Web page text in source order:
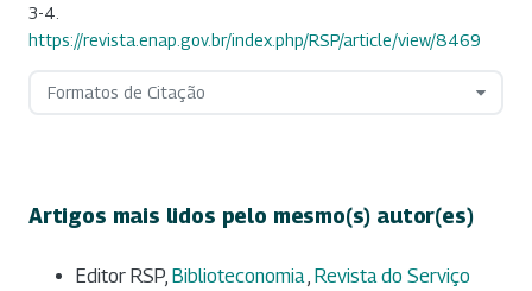
3-4.
https://revista.enap.gov.br/index.php/RSP/article/view/8469
Formatos de Citação
Artigos mais lidos pelo mesmo(s) autor(es)
Editor RSP, Biblioteconomia, Revista do Serviço